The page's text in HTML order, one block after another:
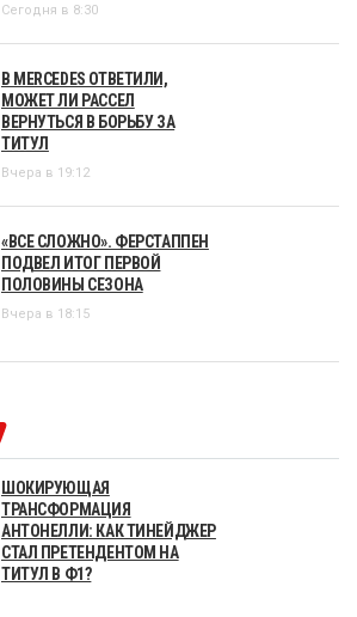
Сегодня в 8:30
В MERCEDES ОТВЕТИЛИ,
МОЖЕТ ЛИ РАССЕЛ
ВЕРНУТЬСЯ В БОРЬБУ ЗА
ТИТУЛ
Вчера в 19:12
«ВСЕ СЛОЖНО». ФЕРСТАППЕН
ПОДВЕЛ ИТОГ ПЕРВОЙ
ПОЛОВИНЫ СЕЗОНА
Вчера в 18:15
ШОКИРУЮЩАЯ
ТРАНСФОРМАЦИЯ
АНТОНЕЛЛИ: КАК ТИНЕЙДЖЕР
СТАЛ ПРЕТЕНДЕНТОМ НА
ТИТУЛ В Ф1?